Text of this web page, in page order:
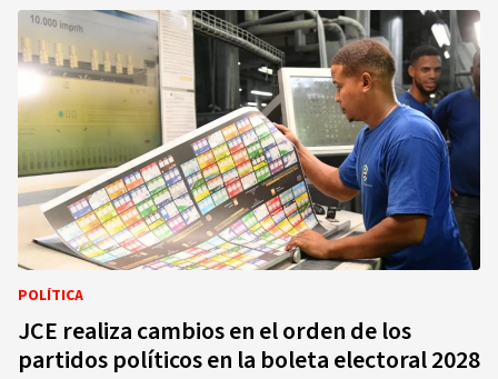
POLÍTICA
JCE realiza cambios en el orden de los
partidos políticos en la boleta electoral 2028